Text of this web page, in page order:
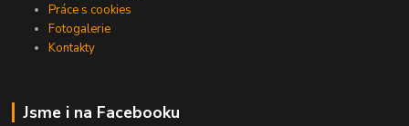
Práce s cookies
Fotogalerie
Kontakty
Jsme i na Facebooku